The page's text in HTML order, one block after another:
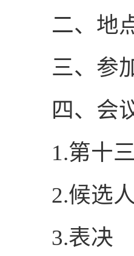
二、地
三、参
四、会
1.第十
2.候选
3.表决